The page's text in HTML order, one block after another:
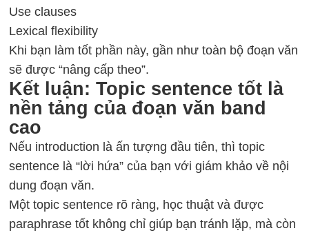
Use clauses
Lexical flexibility
Khi bạn làm tốt phần này, gần như toàn bộ đoạn văn
sẽ được “nâng cấp theo”.
Kết luận: Topic sentence tốt là
nền tảng của đoạn văn band
cao
Nếu introduction là ấn tượng đầu tiên, thì topic
sentence là “lời hứa” của bạn với giám khảo về nội
dung đoạn văn.
Một topic sentence rõ ràng, học thuật và được
paraphrase tốt không chỉ giúp bạn tránh lặp, mà còn